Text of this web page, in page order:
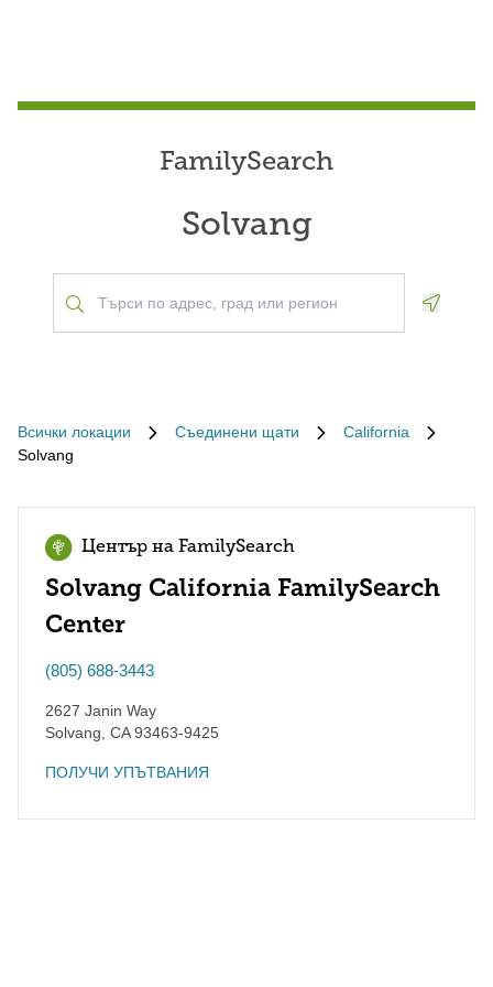
FamilySearch
Solvang
Всички локации Съединени щати
California
Solvang
Център на FamilySearch
Solvang California FamilySearch
Center
(805) 688-3443
2627 Janin Way
Solvang CA93463-9425
ПОЛУЧИ УПЪТВАНИЯ